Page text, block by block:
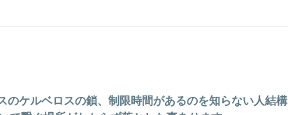
のケルベロスの鎖、制限時間があるのを知らない人結構